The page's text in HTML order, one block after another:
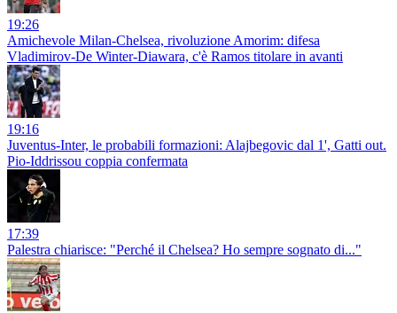
19:26
Amichevole Milan-Chelsea, rivoluzione Amorim: difesa
Vladimirov-De Winter-Diawara, c'è Ramos titolare in avanti
19:16
Juventus-Inter, le probabili formazioni: Alajbegovic dal 1', Gatti out.
Pio-Iddrissou coppia confermata
17:39
Palestra chiarisce: "Perché il Chelsea? Ho sempre sognato di..."